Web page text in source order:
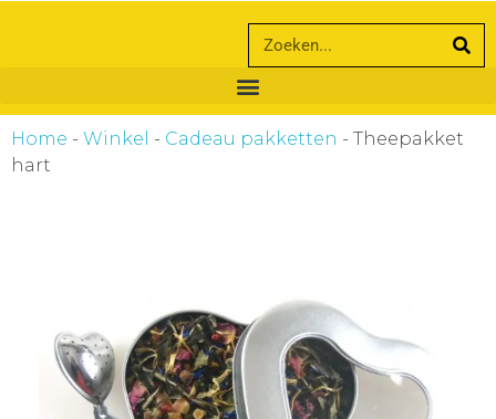
Home - Winkel - Cadeau pakketten - Theepakket
hart